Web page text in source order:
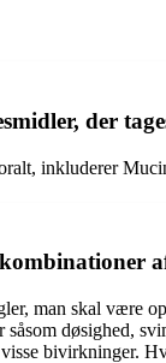
der
inkluderer
man skal
døsighed,
bivirkninger.